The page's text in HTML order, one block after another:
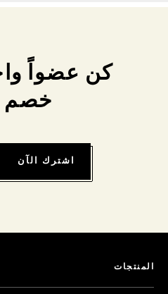
كن عضواً
خصم 10٪
اشترك الآن
المنتجات